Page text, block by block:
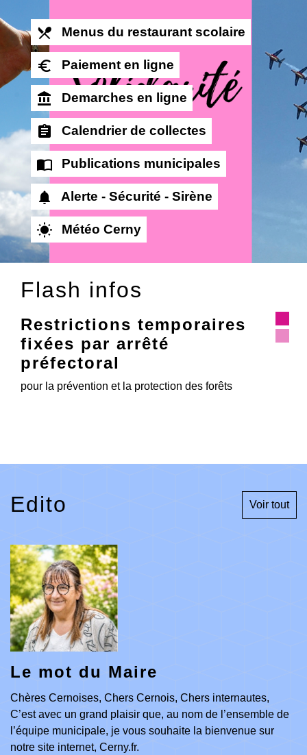
local_dining Menus du restaurant scolaire
euro_symbol Paiement en ligne
account_balance Demarches en ligne
assignment Calendrier de collectes
import_contacts Publications municipales
notifications Alerte - Sécurité - Sirène
wb_sunny Météo Cerny
Flash infos
forêts
La mairie de CERNY est
équipée de
Application d’informations et d’alertes
Edito Voir tout
Le mot du Maire
Chères Cernoises, Chers Cernois, Chers internautes,
C’est avec un grand plaisir que, au nom de l’ensemble de
l’équipe municipale, je vous souhaite la bienvenue sur
notre site internet, Cerny.fr.